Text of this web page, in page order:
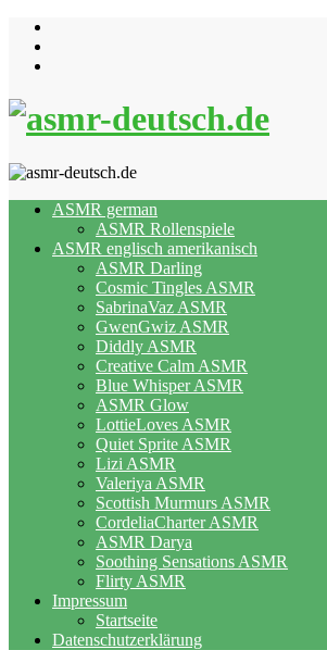
Skip
content
ASMR german
ASMR Rollenspiele
ASMR englisch amerikanisch
ASMR Darling
Cosmic Tingles ASMR
SabrinaVaz ASMR
GwenGwiz ASMR
Diddly ASMR
Creative Calm ASMR
Blue Whisper ASMR
ASMR Glow
LottieLoves ASMR
Quiet Sprite ASMR
Lizi ASMR
Valeriya ASMR
Scottish Murmurs ASMR
CordeliaCharter ASMR
ASMR Darya
Soothing Sensations ASMR
Flirty ASMR
Impressum
Startseite
Datenschutzerklärung